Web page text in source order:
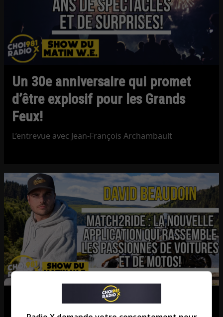
Un 30e anniversaire qui promet
d’être explosif pour les Grands
Feux!
L’entrevue avec Jean-François Archambault
Match2Ride : l’application qui